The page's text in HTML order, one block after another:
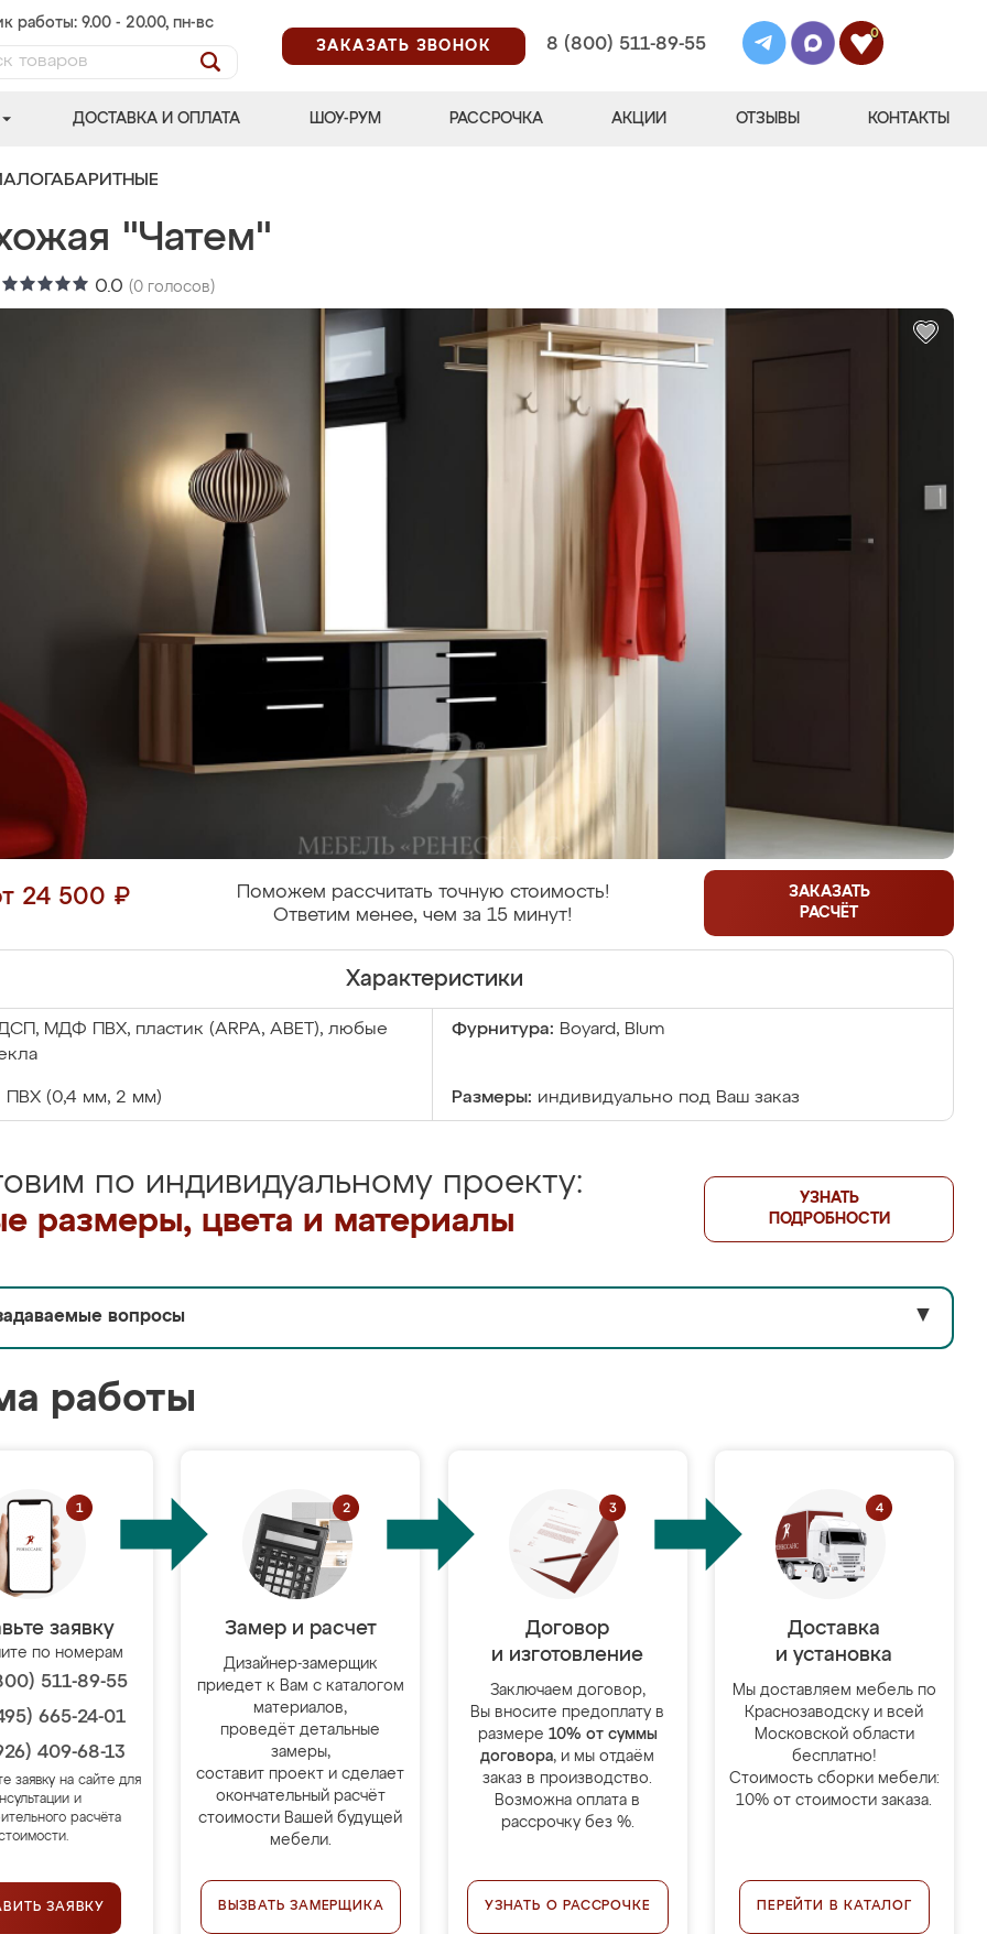
работы: 9.00 - 20.00, пн-вс
ЗАКАЗАТЬ ЗВОНОК
8 (800) 511-89-55
0
ДОСТАВКА И ОПЛАТА ШОУ-РУМ РАССРОЧКА АКЦИИ ОТЗЫВЫ КОНТАКТЫ
"Чатем"
0.0 (0 голосов)
24 500 ₽
Поможем рассчитать точную стоимость!
Ответим менее, чем за 15 минут!
ЗАКАЗАТЬ
РАСЧЁТ
Характеристики
МДФ ПВХ, пластик (ARPA, ABET), любые
Фурнитура: Boyard, Blum
ПВХ (0,4 мм, 2 мм) Размеры: индивидуально под Ваш заказ
по индивидуальному проекту:
размеры, цвета и материалы
УЗНАТЬ
ПОДРОБНОСТИ
вопросы ▼
работы
заявку
по номерам
511-89-55
665-24-01
409-68-13
заявку на сайте для
и
расчёта
ЗАЯВКУ
Замер и расчет
Дизайнер-замерщик
приедет к Вам с каталогом
материалов,
проведёт детальные
замеры,
составит проект и сделает
окончательный расчёт
стоимости Вашей будущей
мебели.
ВЫЗВАТЬ ЗАМЕРЩИКА
Договор
и изготовление
Заключаем договор,
Вы вносите предоплату в
размере 10% от суммы
договора, и мы отдаём
заказ в производство.
Возможна оплата в
рассрочку без %.
УЗНАТЬ О РАССРОЧКЕ
Доставка
и установка
Мы доставляем мебель по
Краснозаводску и всей
Московской области
бесплатно!
Стоимость сборки мебели:
10% от стоимости заказа.
ПЕРЕЙТИ В КАТАЛОГ